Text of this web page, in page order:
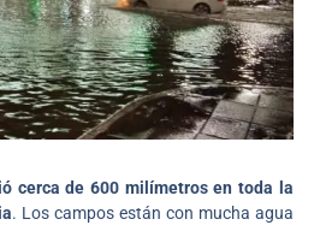
cerca de 600 milímetros en toda la
. Los campos están con mucha agua